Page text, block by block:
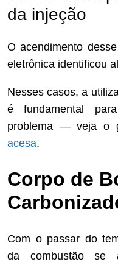
da injeção
O acendimento
eletrônica identificou
Nesses casos, a
é fundamental
problema — veja o
acesa.
Corpo de
Com o passar do
da combustão se